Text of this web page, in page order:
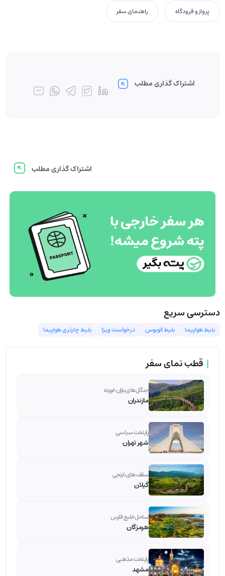
پرواز و فرودگاه راهنمای سفر
اشتراک گذاری مطلب
اشتراک گذاری مطلب
دسترسی سریع
بلیط هواپیما بلیط اتوبوس درخواست ویزا بلیط چارتری هواپیما
| قطب نمای سفر
جنگل های باران خورده
مازندران
پایتخت سیاسی
شهر تهران
سقف های نارنجی
گیلان
ساحل خلیج فارس
هرمزگان
پایتخت مذهبی
مشهد